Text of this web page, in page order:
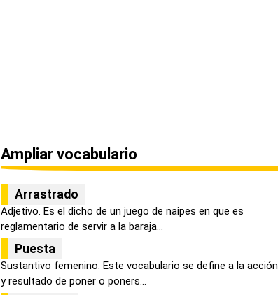
Ampliar vocabulario
Arrastrado
Adjetivo. Es el dicho de un juego de naipes en que es
reglamentario de servir a la baraja...
Puesta
Sustantivo femenino. Este vocabulario se define a la acción
y resultado de poner o poners...